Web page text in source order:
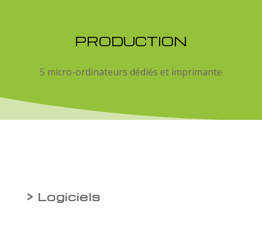
PRODUCTION
5 micro-ordinateurs dédiés et imprimante
> Logiciels